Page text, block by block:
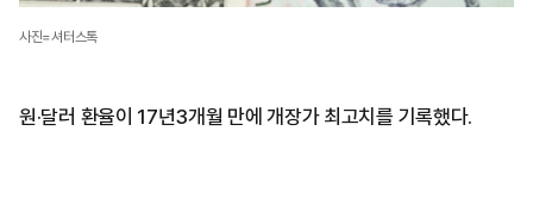
사진=셔터스톡
원·달러 환율이 17년3개월 만에 개장가 최고치를 기록했다.